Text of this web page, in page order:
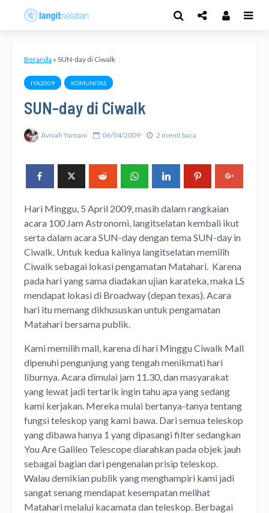
Beranda » SUN-day di Ciwalk
IYA2009 KOMUNITAS
SUN-day di Ciwalk
Avivah Yamani 06/04/2009 2 menit baca
Hari Minggu, 5 April 2009, masih dalam rangkaian
acara 100 Jam Astronomi, langitselatan kembali ikut
serta dalam acara SUN-day dengan tema SUN-day in
Ciwalk. Untuk kedua kalinya langitselatan memilih
Ciwalk sebagai lokasi pengamatan Matahari. Karena
pada hari yang sama diadakan ujian karateka, maka LS
mendapat lokasi di Broadway (depan texas). Acara
hari itu memang dikhususkan untuk pengamatan
Matahari bersama publik.
Kami memilih mall, karena di hari Minggu Ciwalk Mall
dipenuhi pengunjung yang tengah menikmati hari
liburnya. Acara dimulai jam 11.30, dan masyarakat
yang lewat jadi tertarik ingin tahu apa yang sedang
kami kerjakan. Mereka mulai bertanya-tanya tentang
fungsi teleskop yang kami bawa. Dari semua teleskop
yang dibawa hanya 1 yang dipasangi filter sedangkan
You Are Galileo Telescope diarahkan pada objek jauh
sebagai bagian dari pengenalan prisip teleskop.
Walau demikian publik yang menghampiri kami jadi
sangat senang mendapat kesempatan melihat
Matahari melalui kacamata dan teleskop. Berbagai